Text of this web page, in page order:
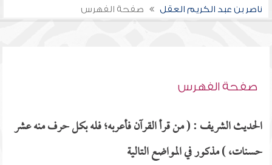
ناصر بن عبد الكريم العقل
صفحة الفهرس
صفحة الفهرس
الحديث الشريف : ( من قرأ القرآن فأعربه؛ فله بكل حرف منه عشر
حسنات، ) مذكور في المواضع التالية